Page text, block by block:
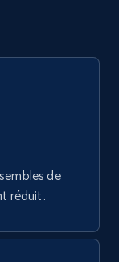
de
réduit.